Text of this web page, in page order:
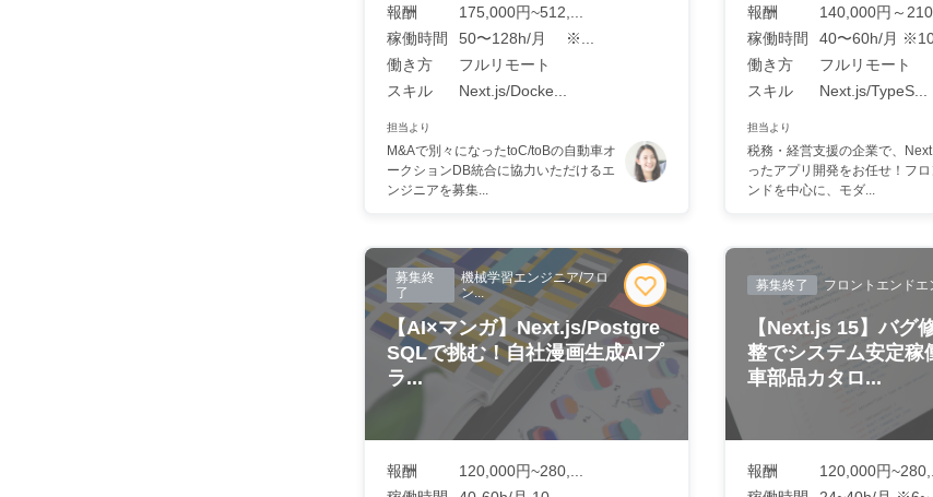
報酬
175,000円~512,...
稼働時間
50〜128h/月 ※...
働き方
フルリモート
スキル
Next.js/Docke...
担当より
M&Aで別々になったtoC/toBの自動車オ
ークションDB統合に協力いただけるエ
ンジニアを募集...
報酬
140,000円～
稼働時間
40〜60h/月
働き方
フルリモート
スキル
Next.js/TypeS...
担当より
税務・経営支援の企業で、
ったアプリ開発をお任せ！フ
ンドを中心に、モダ...
募集終
了
機械学習エンジニア/フロ
ン...
【AI×マンガ】Next.js/Postgre
SQLで挑む！自社漫画生成AIプ
ラ...
報酬
120,000円~280,...
募集終了 フロントエンドエ
【Next.js 15】バグ
整でシステム安定稼
車部品カタロ...
報酬
120,000円